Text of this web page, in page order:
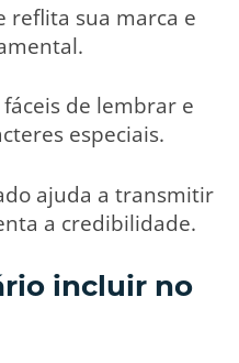
reflita sua marca e
de lembrar e
especiais.
ajuda a transmitir
a credibilidade.
incluir no